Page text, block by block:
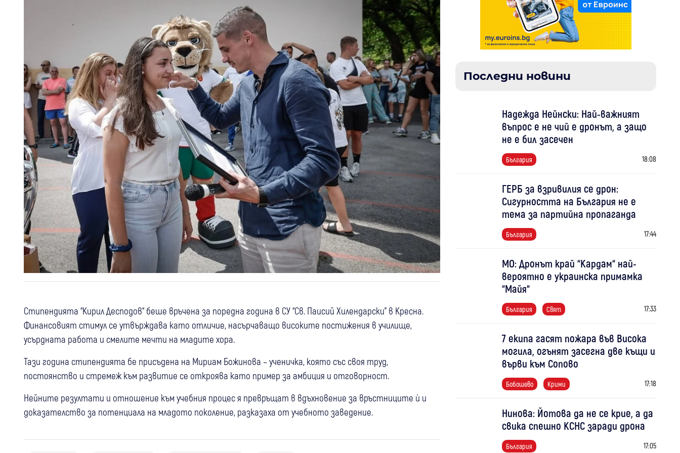
Стипендията “Кирил Десподов“ беше връчена за поредна година в СУ “Св. Паисий Хилендарски” в Кресна.
Финансовият стимул се утвърждава като отличие, насърчаващо високите постижения в училище,
усърдната работа и смелите мечти на младите хора.
Тази година стипендията бе присъдена на Мириам Божинова – ученичка, която със своя труд,
постоянство и стремеж към развитие се откроява като пример за амбиция и отговорност.
Нейните резултати и отношение към учебния процес я превръщат в вдъхновение за връстниците ѝ и
доказателство за потенциала на младото поколение, разказаха от учебното заведение.
Кресна 04 авг
“Струма“: МОСВ и природозащитници
Кирил Десподов остава извън
Последни новини
Надежда Нейнски: Най-важният
въпрос е не чий е дронът, а защо
не е бил засечен
България 18:08
ГЕРБ за взривилия се дрон:
Сигурността на България не е
тема за партийна пропаганда
България 17:44
МО: Дронът край “Кардам“ най-
вероятно е украинска примамка
“Майя“
България Свят 17:33
7 екипа гасят пожара във Висока
могила, огънят засегна две къщи и
върви към Сопово
Бобошево Крими 17:18
Нинова: Йотова да не се крие, а да
свика спешно КСНС заради дрона
България 17:05